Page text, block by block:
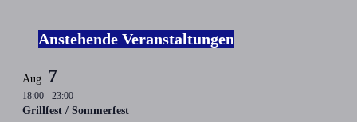
Anstehende Veranstaltungen
Aug. 7
18:00 - 23:00
Grillfest / Sommerfest